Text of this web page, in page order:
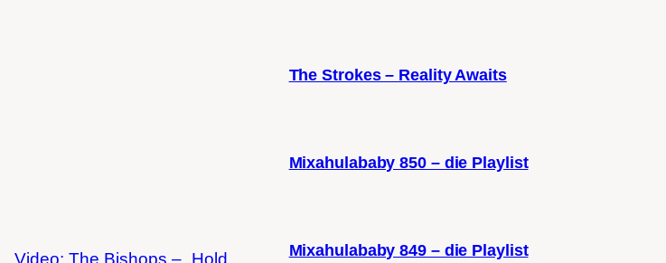
Video: The Bishops – „Hold
The Strokes – Reality Awaits
Mixahulababy 850 – die Playlist
Mixahulababy 849 – die Playlist